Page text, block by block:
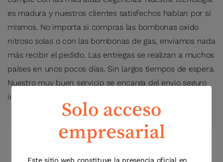
es madura y nuestros clientes satisfechos hablan por sí
mismos. No importa si compras las bombonas oxido
nitroso solas o con las bombonas de gas, enviamos nada
más recibir el pedido. Las entregas se realizan a muchos
países en unos pocos días. Sin largos tiempos de espera.
Nuestro muy buen servicio se encarga del envío seguro
inmediatamente después de recibir el pedido.
Solo acceso
empresarial
Este sitio web constituye la presencia oficial en